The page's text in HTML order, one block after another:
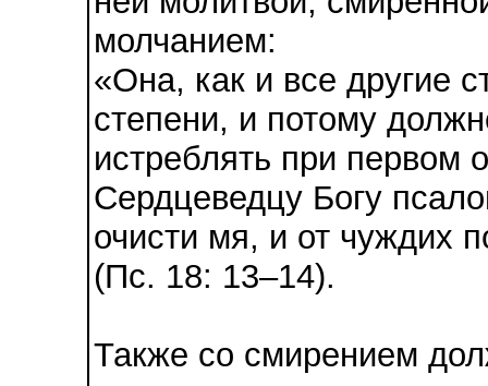
молчанием:
«Она, как и все другие
степени, и потому
истреблять при
Сердцеведцу Богу
очисти мя, и от чуждих
(Пс. 18: 13–14).
Также со смирением